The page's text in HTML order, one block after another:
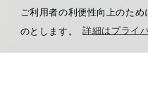
ご利用者の利便性向上のた
のとします。
詳細はプライ